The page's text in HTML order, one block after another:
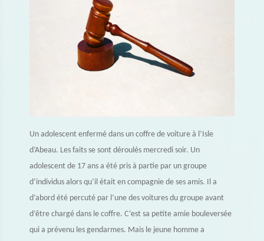
Un adolescent enfermé dans un coffre de voiture à l’Isle
d’Abeau. Les faits se sont déroulés mercredi soir. Un
adolescent de 17 ans a été pris à partie par un groupe
d’individus alors qu’il était en compagnie de ses amis. Il a
d’abord été percuté par l’une des voitures du groupe avant
d’être chargé dans le coffre. C’est sa petite amie bouleversée
qui a prévenu les gendarmes. Mais le jeune homme a